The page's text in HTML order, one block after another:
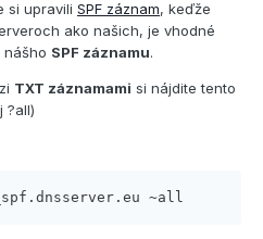
si upravili SPF záznam, keďže
ako našich, je vhodné
nášho SPF záznamu.
TXT záznamami si nájdite tento
?all)
~all